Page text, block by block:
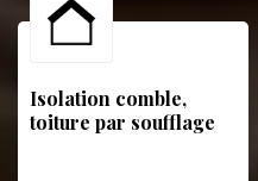
Isolation comble,
toiture par soufflage